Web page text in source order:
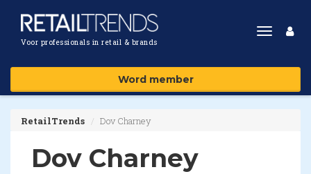
Voor professionals in retail & brands
Toggle
Word member
RetailTrends Dov Charney
Dov Charney